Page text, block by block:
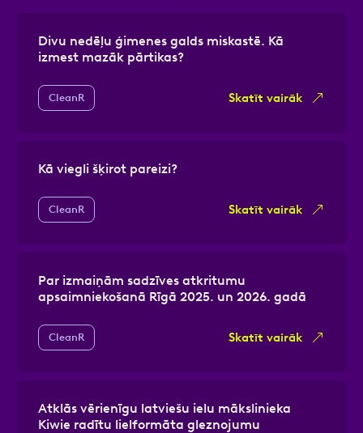
Divu nedēļu ģimenes galds miskastē. Kā
izmest mazāk pārtikas?
CleanR Skatīt vairāk
Kā viegli šķirot pareizi?
CleanR Skatīt vairāk
Par izmaiņām sadzīves atkritumu
apsaimniekošanā Rīgā 2025. un 2026. gadā
CleanR Skatīt vairāk
Atklās vērienīgu latviešu ielu mākslinieka
Kiwie radītu lielformāta gleznojumu